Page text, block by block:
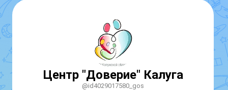
Центр "Доверие" Калуга
@id4029017580_gos